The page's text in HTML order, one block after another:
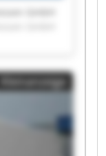
GmbH
GmbH
GmbH
GmbH
GmbH
GmbH
GmbH
Kleinanzeige